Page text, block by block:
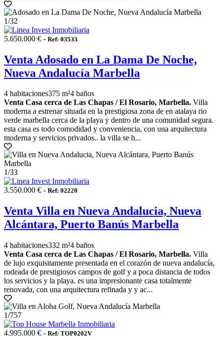
1/32
5.650.000 € - Ref: 03533
Venta Adosado en La Dama De Noche,
Nueva Andalucía Marbella
4 habitaciones375 m²4 baños
Venta Casa cerca de Las Chapas / El Rosario, Marbella. Villa
moderna a estrenar situada en la prestigiosa zona de en atalaya rio
verde marbella cerca de la playa y dentro de una comunidad segura.
esta casa es todo comodidad y conveniencia, con una arquitectura
moderna y servicios privados.. la villa se h...
1/33
3.550.000 € - Ref: 02220
Venta Villa en Nueva Andalucia, Nueva
Alcántara, Puerto Banús Marbella
4 habitaciones332 m²4 baños
Venta Casa cerca de Las Chapas / El Rosario, Marbella. Villa
de lujo exquisitamente presentada en el corazón de nueva andalucía,
rodeada de prestigiosos campos de golf y a poca distancia de todos
los servicios y la playa. es una impresionante casa totalmente
renovada, con una arquitectura refinada y y ac...
1/757
4.995.000 € - Ref: TOP0202V